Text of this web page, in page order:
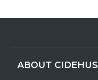
ABOUT CIDEHUS